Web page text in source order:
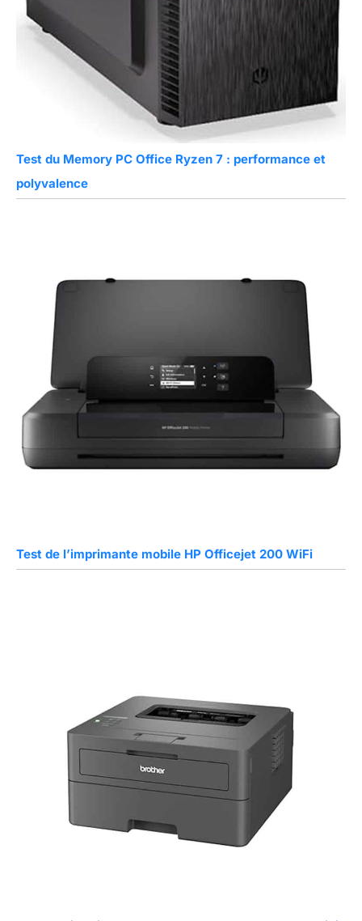
Test du Memory PC Office Ryzen 7 : performance et
polyvalence
Test de l’imprimante mobile HP Officejet 200 WiFi